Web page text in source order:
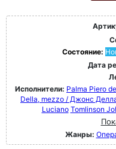
Состояние:
Дата
Исполнители: Palma Piero
Della, mezzo / Джонс
Luciano Tomlinson
Жанры: